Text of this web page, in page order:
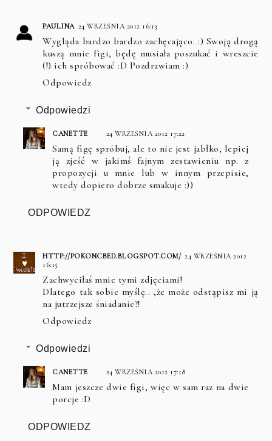
PAULINA 24 WRZEŚNIA 2012 16:13
Wygląda bardzo bardzo zachęcająco. :) Swoją drogą
kuszą mnie figi, będę musiała poszukać i wreszcie
(!) ich spróbować :D Pozdrawiam :)
Odpowiedz
Odpowiedzi
CANETTE 24 WRZEŚNIA 2012 17:22
Samą figę spróbuj, ale to nie jest jabłko, lepiej
ją zjeść w jakimś fajnym zestawieniu np. z
propozycji u mnie lub w innym przepisie,
wtedy dopiero dobrze smakuje :))
ODPOWIEDZ
HTTP://POKONCBED.BLOGSPOT.COM/ 24 WRZEŚNIA 2012
16:15
Zachwyciłaś mnie tymi zdjęciami!
Dlatego tak sobie myślę.. ,że może odstąpisz mi ją
na jutrzejsze śniadanie?!
Odpowiedz
Odpowiedzi
CANETTE 24 WRZEŚNIA 2012 17:18
Mam jeszcze dwie figi, więc w sam raz na dwie
porcje :D
ODPOWIEDZ